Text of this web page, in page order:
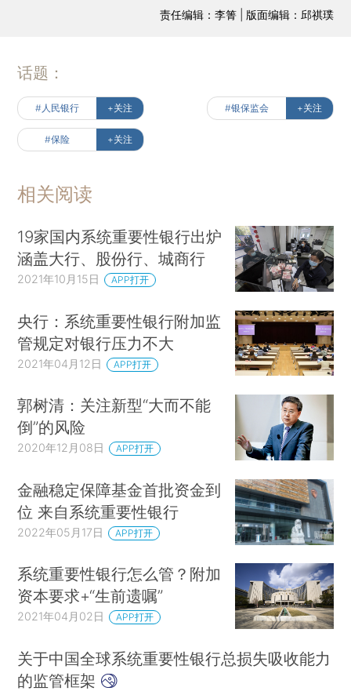
责任编辑：李箐 | 版面编辑：邱祺璞
话题：
#人民银行 +关注 #银保监会 +关注
#保险 +关注
相关阅读
19家国内系统重要性银行出炉
涵盖大行、股份行、城商行
2021年10月15日 APP打开
央行：系统重要性银行附加监
管规定对银行压力不大
2021年04月12日 APP打开
郭树清：关注新型“大而不能
倒”的风险
2020年12月08日 APP打开
金融稳定保障基金首批资金到
位 来自系统重要性银行
2022年05月17日 APP打开
系统重要性银行怎么管？附加
资本要求+“生前遗嘱”
2021年04月02日 APP打开
关于中国全球系统重要性银行总损失吸收能力
的监管框架